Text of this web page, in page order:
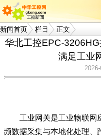
新闻首页 栏目 正文
华北工控EPC-
满足工业
工业网关‌是工业物联网
频数据采集与本地化处理、